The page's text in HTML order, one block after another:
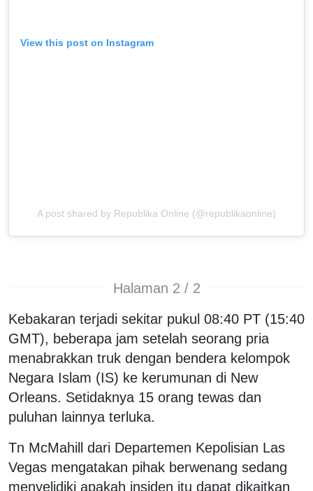
View this post on Instagram
A post shared by Republika Online (@republikaonline)
Halaman 2 / 2
Kebakaran terjadi sekitar pukul 08:40 PT (15:40
GMT), beberapa jam setelah seorang pria
menabrakkan truk dengan bendera kelompok
Negara Islam (IS) ke kerumunan di New
Orleans. Setidaknya 15 orang tewas dan
puluhan lainnya terluka.
Tn McMahill dari Departemen Kepolisian Las
Vegas mengatakan pihak berwenang sedang
menyelidiki apakah insiden itu dapat dikaitkan